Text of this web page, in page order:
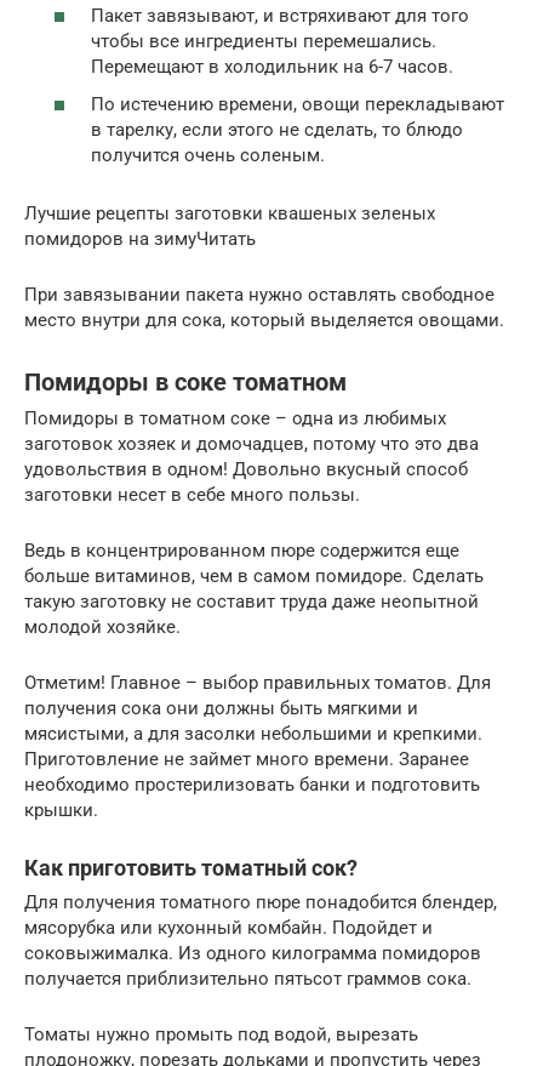
Пакет завязывают, и встряхивают для того
чтобы все ингредиенты перемешались.
Перемещают в холодильник на 6-7 часов.
По истечению времени, овощи перекладывают
в тарелку, если этого не сделать, то блюдо
получится очень соленым.
Лучшие рецепты заготовки квашеных зеленых
помидоров на зимуЧитать
При завязывании пакета нужно оставлять свободное
место внутри для сока, который выделяется овощами.
Помидоры в соке томатном
Помидоры в томатном соке – одна из любимых
заготовок хозяек и домочадцев, потому что это два
удовольствия в одном! Довольно вкусный способ
заготовки несет в себе много пользы.
Ведь в концентрированном пюре содержится еще
больше витаминов, чем в самом помидоре. Сделать
такую заготовку не составит труда даже неопытной
молодой хозяйке.
Отметим! Главное – выбор правильных томатов. Для
получения сока они должны быть мягкими и
мясистыми, а для засолки небольшими и крепкими.
Приготовление не займет много времени. Заранее
необходимо простерилизовать банки и подготовить
крышки.
Как приготовить томатный сок?
Для получения томатного пюре понадобится блендер,
мясорубка или кухонный комбайн. Подойдет и
соковыжималка. Из одного килограмма помидоров
получается приблизительно пятьсот граммов сока.
Томаты нужно промыть под водой, вырезать
плодоножку, порезать дольками и пропустить через